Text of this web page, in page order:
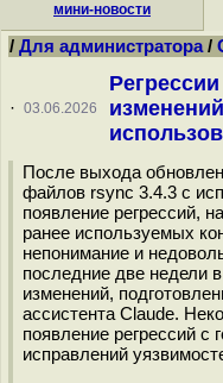
мини-новости
/ Для администратора/
· 03.06.2026
После выхода
файлов rsync 3.4.3 с
появление регрессий,
ранее используемых
непонимание и
последние две недели
изменений,
ассистента Claude.
появление регрессий с
исправлений